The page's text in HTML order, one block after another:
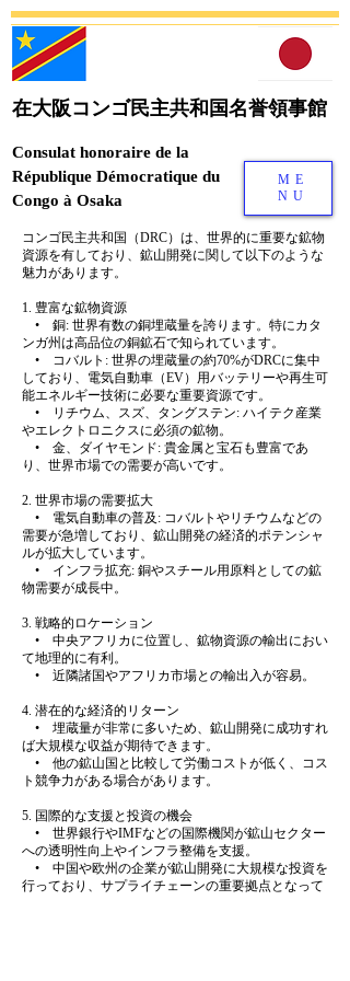
在大阪コンゴ民主共和国名誉領事館
Consulat honoraire de la
République Démocratique du
Congo à Osaka
ME
NU
コンゴ民主共和国（DRC）は、世界的に重要な鉱物
資源を有しており、鉱山開発に関して以下のような
魅力があります。
1. 豊富な鉱物資源
• 銅: 世界有数の銅埋蔵量を誇ります。特にカタ
ンガ州は高品位の銅鉱石で知られています。
• コバルト: 世界の埋蔵量の約70%がDRCに集中
しており、電気自動車（EV）用バッテリーや再生可
能エネルギー技術に必要な重要資源です。
• リチウム、スズ、タングステン: ハイテク産業
やエレクトロニクスに必須の鉱物。
• 金、ダイヤモンド: 貴金属と宝石も豊富であ
り、世界市場での需要が高いです。
2. 世界市場の需要拡大
• 電気自動車の普及: コバルトやリチウムなどの
需要が急増しており、鉱山開発の経済的ポテンシャ
ルが拡大しています。
• インフラ拡充: 銅やスチール用原料としての鉱
物需要が成長中。
3. 戦略的ロケーション
• 中央アフリカに位置し、鉱物資源の輸出におい
て地理的に有利。
• 近隣諸国やアフリカ市場との輸出入が容易。
4. 潜在的な経済的リターン
• 埋蔵量が非常に多いため、鉱山開発に成功すれ
ば大規模な収益が期待できます。
• 他の鉱山国と比較して労働コストが低く、コス
ト競争力がある場合があります。
5. 国際的な支援と投資の機会
• 世界銀行やIMFなどの国際機関が鉱山セクター
への透明性向上やインフラ整備を支援。
• 中国や欧州の企業が鉱山開発に大規模な投資を
行っており、サプライチェーンの重要拠点となって